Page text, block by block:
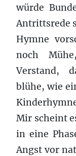
würde
Antrittsrede
Hymne
noch
Verstand,
blühe, wie
Mir scheint
in eine
Angst vor